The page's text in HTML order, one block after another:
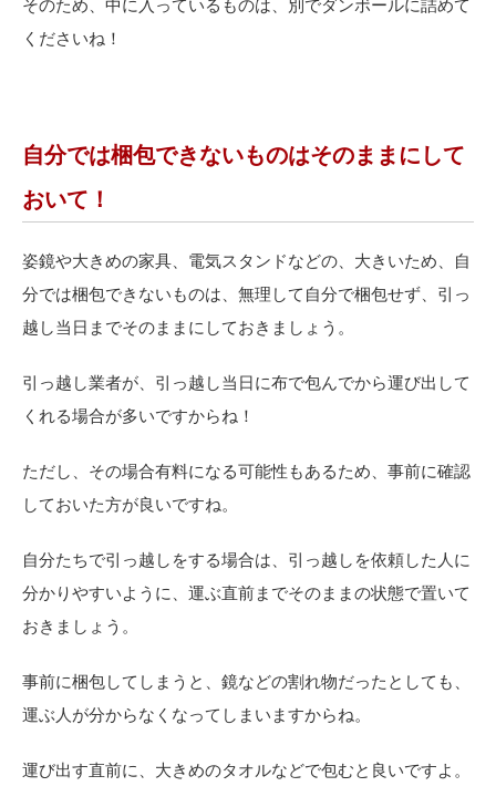
そのため、中に入っているものは、別でダンボールに詰めて
くださいね！
自分では梱包できないものはそのままにして
おいて！
姿鏡や大きめの家具、電気スタンドなどの、大きいため、自
分では梱包できないものは、無理して自分で梱包せず、引っ
越し当日までそのままにしておきましょう。
引っ越し業者が、引っ越し当日に布で包んでから運び出して
くれる場合が多いですからね！
ただし、その場合有料になる可能性もあるため、事前に確認
しておいた方が良いですね。
自分たちで引っ越しをする場合は、引っ越しを依頼した人に
分かりやすいように、運ぶ直前までそのままの状態で置いて
おきましょう。
事前に梱包してしまうと、鏡などの割れ物だったとしても、
運ぶ人が分からなくなってしまいますからね。
運び出す直前に、大きめのタオルなどで包むと良いですよ。